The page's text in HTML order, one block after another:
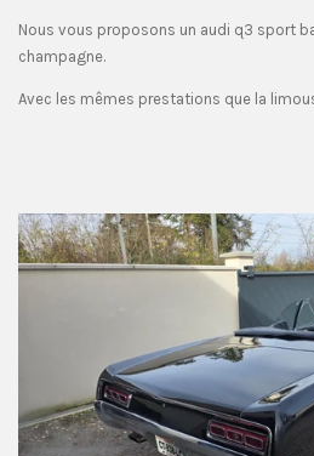
Nous vous proposons un audi q3 sport
champagne.
Avec les mêmes prestations que la